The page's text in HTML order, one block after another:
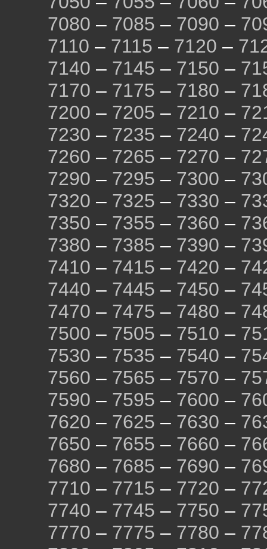
7080 – 7085 – 7090 –
7110 – 7115 – 7120 –
7140 – 7145 – 7150 –
7170 – 7175 – 7180 –
7200 – 7205 – 7210 –
7230 – 7235 – 7240 –
7260 – 7265 – 7270 –
7290 – 7295 – 7300 –
7320 – 7325 – 7330 –
7350 – 7355 – 7360 –
7380 – 7385 – 7390 –
7410 – 7415 – 7420 –
7440 – 7445 – 7450 –
7470 – 7475 – 7480 –
7500 – 7505 – 7510 –
7530 – 7535 – 7540 –
7560 – 7565 – 7570 –
7590 – 7595 – 7600 –
7620 – 7625 – 7630 –
7650 – 7655 – 7660 –
7680 – 7685 – 7690 –
7710 – 7715 – 7720 –
7740 – 7745 – 7750 –
7770 – 7775 – 7780 –